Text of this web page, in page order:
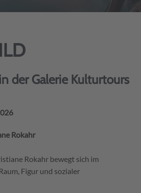
der Galerie Kulturtours
Rokahr
Rokahr bewegt sich im
Figur und sozialer